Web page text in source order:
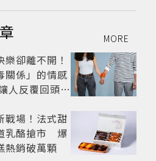
MORE
樂卻離不開！
關係」的情感
人反覆回頭的
戰場！法式甜
乳酪搶市 爆
熱銷破萬顆